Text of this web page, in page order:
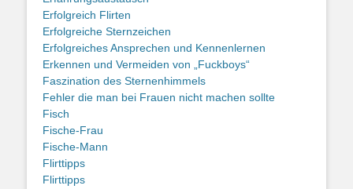
Erfolgreich Flirten
Erfolgreiche Sternzeichen
Erfolgreiches Ansprechen und Kennenlernen
Erkennen und Vermeiden von „Fuckboys“
Faszination des Sternenhimmels
Fehler die man bei Frauen nicht machen sollte
Fisch
Fische-Frau
Fische-Mann
Flirttipps
Flirttipps